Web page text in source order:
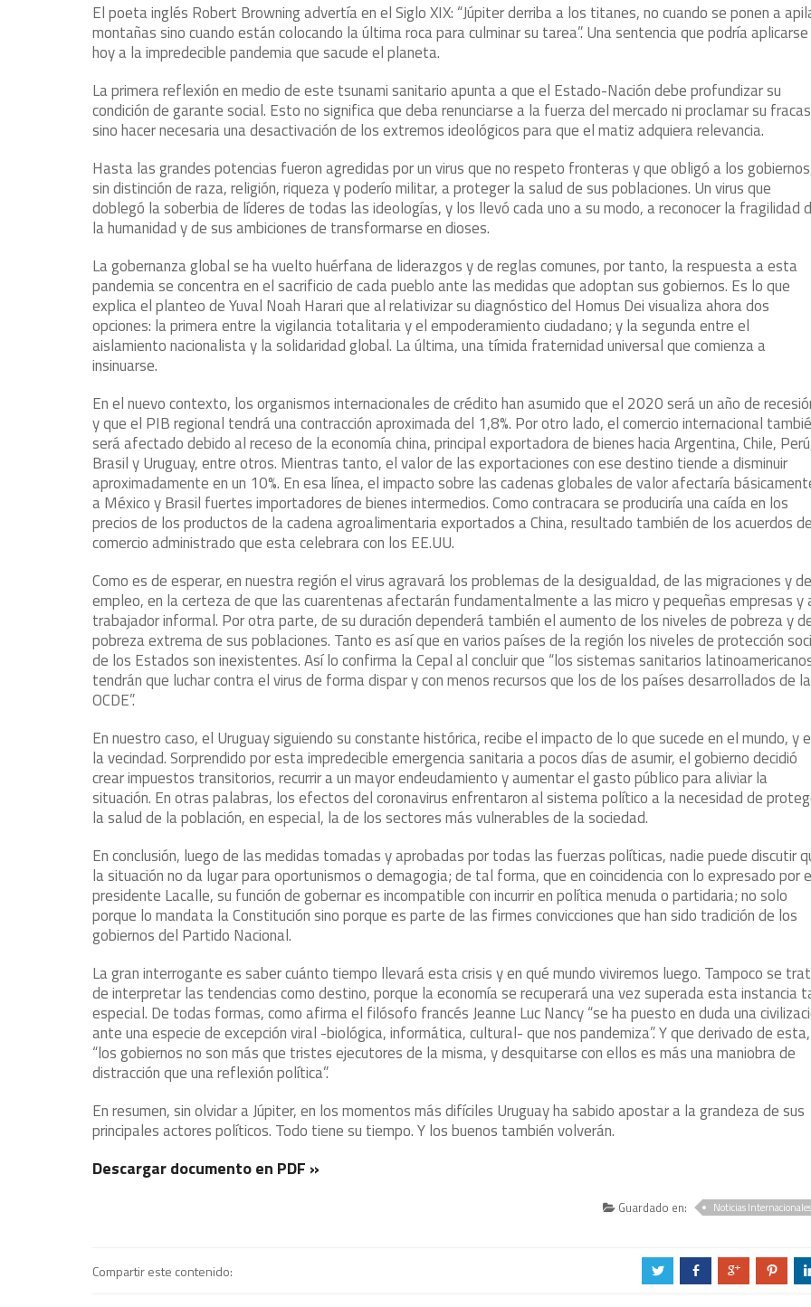
El poeta inglés Robert Browning advertía en el Siglo XIX: “Júpiter derriba a los titanes, no cuando se ponen a
montañas sino cuando están colocando la última roca para culminar su tarea”. Una sentencia que podría aplicarse
hoy a la impredecible pandemia que sacude el planeta.
La primera reflexión en medio de este tsunami sanitario apunta a que el Estado-Nación debe profundizar su
condición de garante social. Esto no significa que deba renunciarse a la fuerza del mercado ni proclamar su
sino hacer necesaria una desactivación de los extremos ideológicos para que el matiz adquiera relevancia.
Hasta las grandes potencias fueron agredidas por un virus que no respeto fronteras y que obligó a los
sin distinción de raza, religión, riqueza y poderío militar, a proteger la salud de sus poblaciones. Un virus que
doblegó la soberbia de líderes de todas las ideologías, y los llevó cada uno a su modo, a reconocer la fragilidad
la humanidad y de sus ambiciones de transformarse en dioses.
La gobernanza global se ha vuelto huérfana de liderazgos y de reglas comunes, por tanto, la respuesta a esta
pandemia se concentra en el sacrificio de cada pueblo ante las medidas que adoptan sus gobiernos. Es lo que
explica el planteo de Yuval Noah Harari que al relativizar su diagnóstico del Homus Dei visualiza ahora dos
opciones: la primera entre la vigilancia totalitaria y el empoderamiento ciudadano; y la segunda entre el
aislamiento nacionalista y la solidaridad global. La última, una tímida fraternidad universal que comienza a
insinuarse.
En el nuevo contexto, los organismos internacionales de crédito han asumido que el 2020 será un año de
y que el PIB regional tendrá una contracción aproximada del 1,8%. Por otro lado, el comercio internacional
será afectado debido al receso de la economía china, principal exportadora de bienes hacia Argentina, Chile,
Brasil y Uruguay, entre otros. Mientras tanto, el valor de las exportaciones con ese destino tiende a disminuir
aproximadamente en un 10%. En esa línea, el impacto sobre las cadenas globales de valor afectaría
a México y Brasil fuertes importadores de bienes intermedios. Como contracara se produciría una caída en los
precios de los productos de la cadena agroalimentaria exportados a China, resultado también de los acuerdos de
comercio administrado que esta celebrara con los EE.UU.
Como es de esperar, en nuestra región el virus agravará los problemas de la desigualdad, de las migraciones y
empleo, en la certeza de que las cuarentenas afectarán fundamentalmente a las micro y pequeñas empresas y
trabajador informal. Por otra parte, de su duración dependerá también el aumento de los niveles de pobreza y
pobreza extrema de sus poblaciones. Tanto es así que en varios países de la región los niveles de protección
de los Estados son inexistentes. Así lo confirma la Cepal al concluir que “los sistemas sanitarios
tendrán que luchar contra el virus de forma dispar y con menos recursos que los de los países desarrollados de la
OCDE”.
En nuestro caso, el Uruguay siguiendo su constante histórica, recibe el impacto de lo que sucede en el mundo, y
la vecindad. Sorprendido por esta impredecible emergencia sanitaria a pocos días de asumir, el gobierno decidió
crear impuestos transitorios, recurrir a un mayor endeudamiento y aumentar el gasto público para aliviar la
situación. En otras palabras, los efectos del coronavirus enfrentaron al sistema político a la necesidad de
la salud de la población, en especial, la de los sectores más vulnerables de la sociedad.
En conclusión, luego de las medidas tomadas y aprobadas por todas las fuerzas políticas, nadie puede discutir
la situación no da lugar para oportunismos o demagogia; de tal forma, que en coincidencia con lo expresado por
presidente Lacalle, su función de gobernar es incompatible con incurrir en política menuda o partidaria; no solo
porque lo mandata la Constitución sino porque es parte de las firmes convicciones que han sido tradición de los
gobiernos del Partido Nacional.
La gran interrogante es saber cuánto tiempo llevará esta crisis y en qué mundo viviremos luego. Tampoco se
de interpretar las tendencias como destino, porque la economía se recuperará una vez superada esta instancia
especial. De todas formas, como afirma el filósofo francés Jeanne Luc Nancy “se ha puesto en duda una
ante una especie de excepción viral -biológica, informática, cultural- que nos pandemiza”. Y que derivado de esta,
“los gobiernos no son más que tristes ejecutores de la misma, y desquitarse con ellos es más una maniobra de
distracción que una reflexión política”.
En resumen, sin olvidar a Júpiter, en los momentos más difíciles Uruguay ha sabido apostar a la grandeza de sus
principales actores políticos. Todo tiene su tiempo. Y los buenos también volverán.
Descargar documento en PDF »
Guardado en: Noticias Internacionales
Compartir este contenido: a b c d